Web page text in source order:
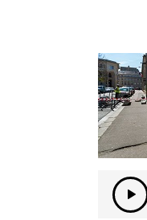
Lecteur
audio